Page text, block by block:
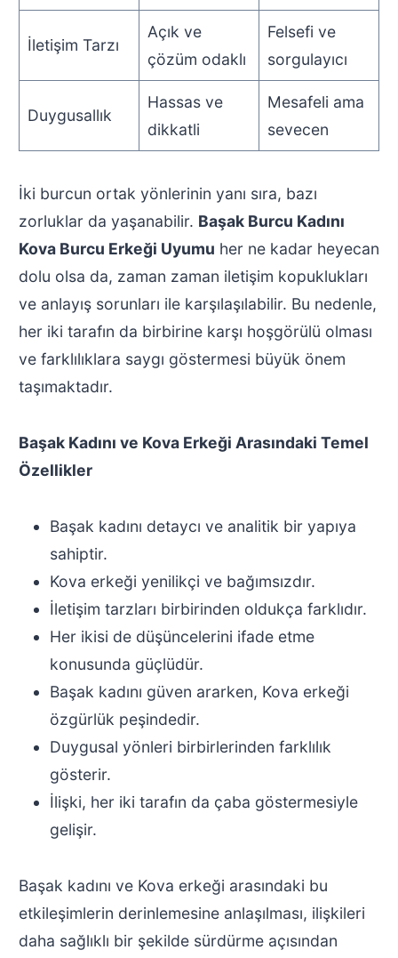
İletişim Tarzı
Açık ve
çözüm odaklı
Felsefi ve
sorgulayıcı
Duygusallık
Hassas ve
dikkatli
Mesafeli ama
sevecen
İki burcun ortak yönlerinin yanı sıra, bazı
zorluklar da yaşanabilir. Başak Burcu Kadını
Kova Burcu Erkeği Uyumu her ne kadar heyecan
dolu olsa da, zaman zaman iletişim kopuklukları
ve anlayış sorunları ile karşılaşılabilir. Bu nedenle,
her iki tarafın da birbirine karşı hoşgörülü olması
ve farklılıklara saygı göstermesi büyük önem
taşımaktadır.
Başak Kadını ve Kova Erkeği Arasındaki Temel
Özellikler
Başak kadını detaycı ve analitik bir yapıya
sahiptir.
Kova erkeği yenilikçi ve bağımsızdır.
İletişim tarzları birbirinden oldukça farklıdır.
Her ikisi de düşüncelerini ifade etme
konusunda güçlüdür.
Başak kadını güven ararken, Kova erkeği
özgürlük peşindedir.
Duygusal yönleri birbirlerinden farklılık
gösterir.
İlişki, her iki tarafın da çaba göstermesiyle
gelişir.
Başak kadını ve Kova erkeği arasındaki bu
etkileşimlerin derinlemesine anlaşılması, ilişkileri
daha sağlıklı bir şekilde sürdürme açısından